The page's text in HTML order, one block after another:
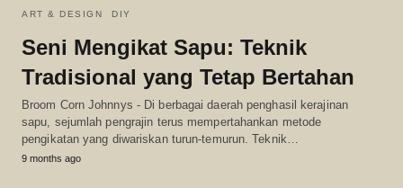
ART & DESIGN DIY
Seni Mengikat Sapu: Teknik
Tradisional yang Tetap Bertahan
Broom Corn Johnnys - Di berbagai daerah penghasil kerajinan
sapu, sejumlah pengrajin terus mempertahankan metode
pengikatan yang diwariskan turun-temurun. Teknik…
9 months ago